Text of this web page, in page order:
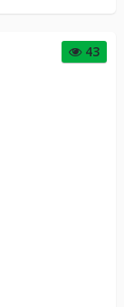
43